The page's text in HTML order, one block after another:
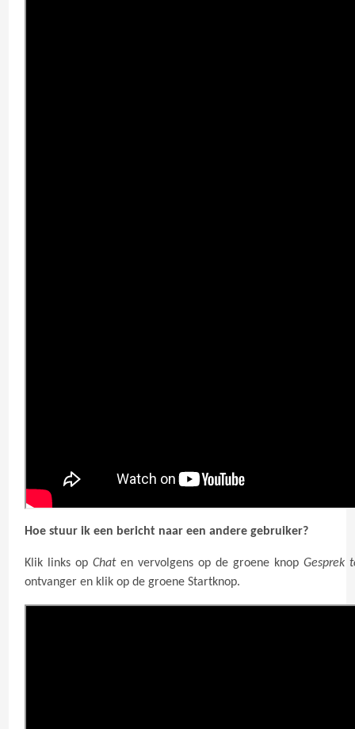
Hoe stuur ik een bericht naar een andere gebruiker?
Klik links opChaten vervolgens op de groene knopGesprek
ontvanger en klik op de groene Startknop.